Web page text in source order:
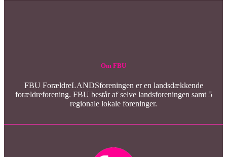
Om FBU
FBU ForældreLANDSforeningen er en landsdækkende
forældreforening. FBU består af selve landsforeningen samt 5
regionale lokale foreninger.